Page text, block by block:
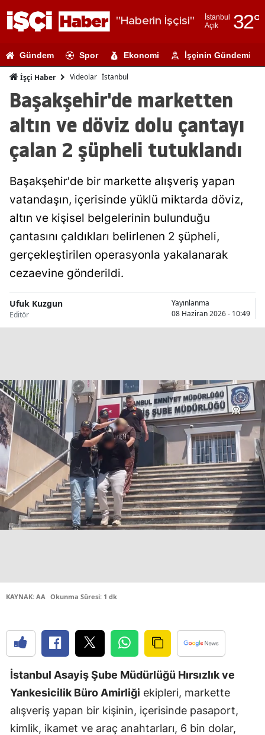
"Haberin İşçisi"
İstanbul
Açık
32°
Adıyaman
Ağrı
Amasya
Ankara
Antalya
Artvin
Balıkesir
Bitlis
Bursa
Çanakkale
Çankırı
Çorum
Denizli
Diyarbakır
Eskişehir
Giresun
Gümüşhane
Gündem Spor Ekonomi İşçinin Gündemi
İşçi Haber Videolar İstanbul
Başakşehir'de marketten
altın ve döviz dolu çantayı
çalan 2 şüpheli tutuklandı
Başakşehir'de bir markette alışveriş yapan
vatandaşın, içerisinde yüklü miktarda döviz,
altın ve kişisel belgelerinin bulunduğu
çantasını çaldıkları belirlenen 2 şüpheli,
gerçekleştirilen operasyonla yakalanarak
cezaevine gönderildi.
Ufuk Kuzgun
Editör
Yayınlanma
08 Haziran 2026 - 10:49
KAYNAK: AA Okunma Süresi: 1 dk
İstanbul Asayiş Şube Müdürlüğü Hırsızlık ve
Yankesicilik Büro Amirliği ekipleri, markette
alışveriş yapan bir kişinin, içerisinde pasaport,
kimlik, ikamet ve araç anahtarları, 6 bin dolar,